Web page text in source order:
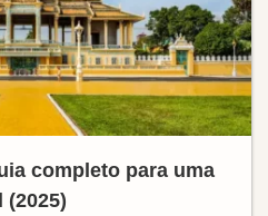
completo para uma